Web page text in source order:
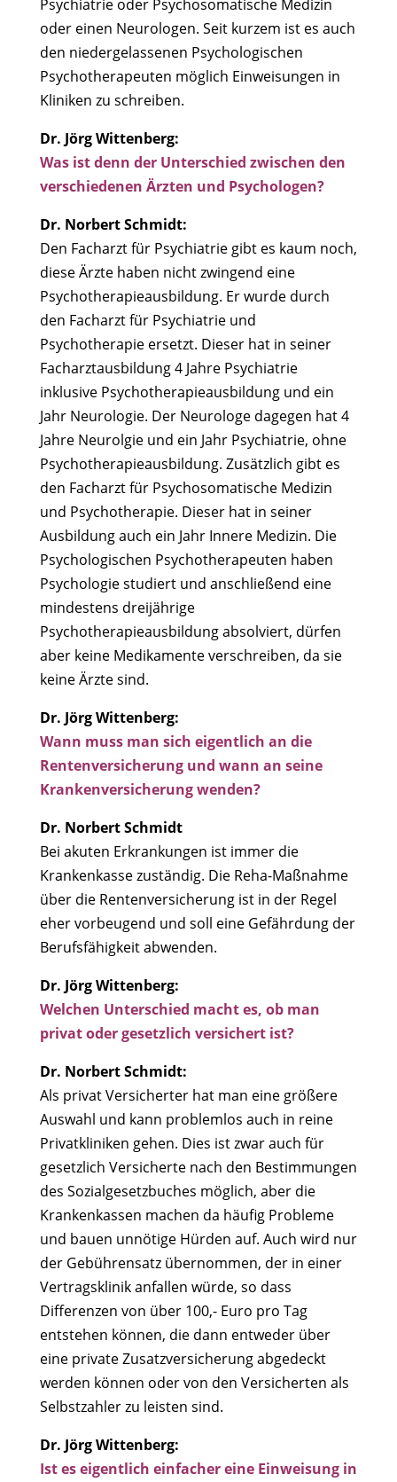
Psychiatrie oder Psychosomatische Medizin
oder einen Neurologen. Seit kurzem ist es auch
den niedergelassenen Psychologischen
Psychotherapeuten möglich Einweisungen in
Kliniken zu schreiben.
Dr. Jörg Wittenberg:
Was ist denn der Unterschied zwischen den
verschiedenen Ärzten und Psychologen?
Dr. Norbert Schmidt:
Den Facharzt für Psychiatrie gibt es kaum noch,
diese Ärzte haben nicht zwingend eine
Psychotherapieausbildung. Er wurde durch
den Facharzt für Psychiatrie und
Psychotherapie ersetzt. Dieser hat in seiner
Facharztausbildung 4 Jahre Psychiatrie
inklusive Psychotherapieausbildung und ein
Jahr Neurologie. Der Neurologe dagegen hat 4
Jahre Neurolgie und ein Jahr Psychiatrie, ohne
Psychotherapieausbildung. Zusätzlich gibt es
den Facharzt für Psychosomatische Medizin
und Psychotherapie. Dieser hat in seiner
Ausbildung auch ein Jahr Innere Medizin. Die
Psychologischen Psychotherapeuten haben
Psychologie studiert und anschließend eine
mindestens dreijährige
Psychotherapieausbildung absolviert, dürfen
aber keine Medikamente verschreiben, da sie
keine Ärzte sind.
Dr. Jörg Wittenberg:
Wann muss man sich eigentlich an die
Rentenversicherung und wann an seine
Krankenversicherung wenden?
Dr. Norbert Schmidt
Bei akuten Erkrankungen ist immer die
Krankenkasse zuständig. Die Reha-Maßnahme
über die Rentenversicherung ist in der Regel
eher vorbeugend und soll eine Gefährdung der
Berufsfähigkeit abwenden.
Dr. Jörg Wittenberg:
Welchen Unterschied macht es, ob man
privat oder gesetzlich versichert ist?
Dr. Norbert Schmidt:
Als privat Versicherter hat man eine größere
Auswahl und kann problemlos auch in reine
Privatkliniken gehen. Dies ist zwar auch für
gesetzlich Versicherte nach den Bestimmungen
des Sozialgesetzbuches möglich, aber die
Krankenkassen machen da häufig Probleme
und bauen unnötige Hürden auf. Auch wird nur
der Gebührensatz übernommen, der in einer
Vertragsklinik anfallen würde, so dass
Differenzen von über 100,- Euro pro Tag
entstehen können, die dann entweder über
eine private Zusatzversicherung abgedeckt
werden können oder von den Versicherten als
Selbstzahler zu leisten sind.
Dr. Jörg Wittenberg:
Ist es eigentlich einfacher eine Einweisung in